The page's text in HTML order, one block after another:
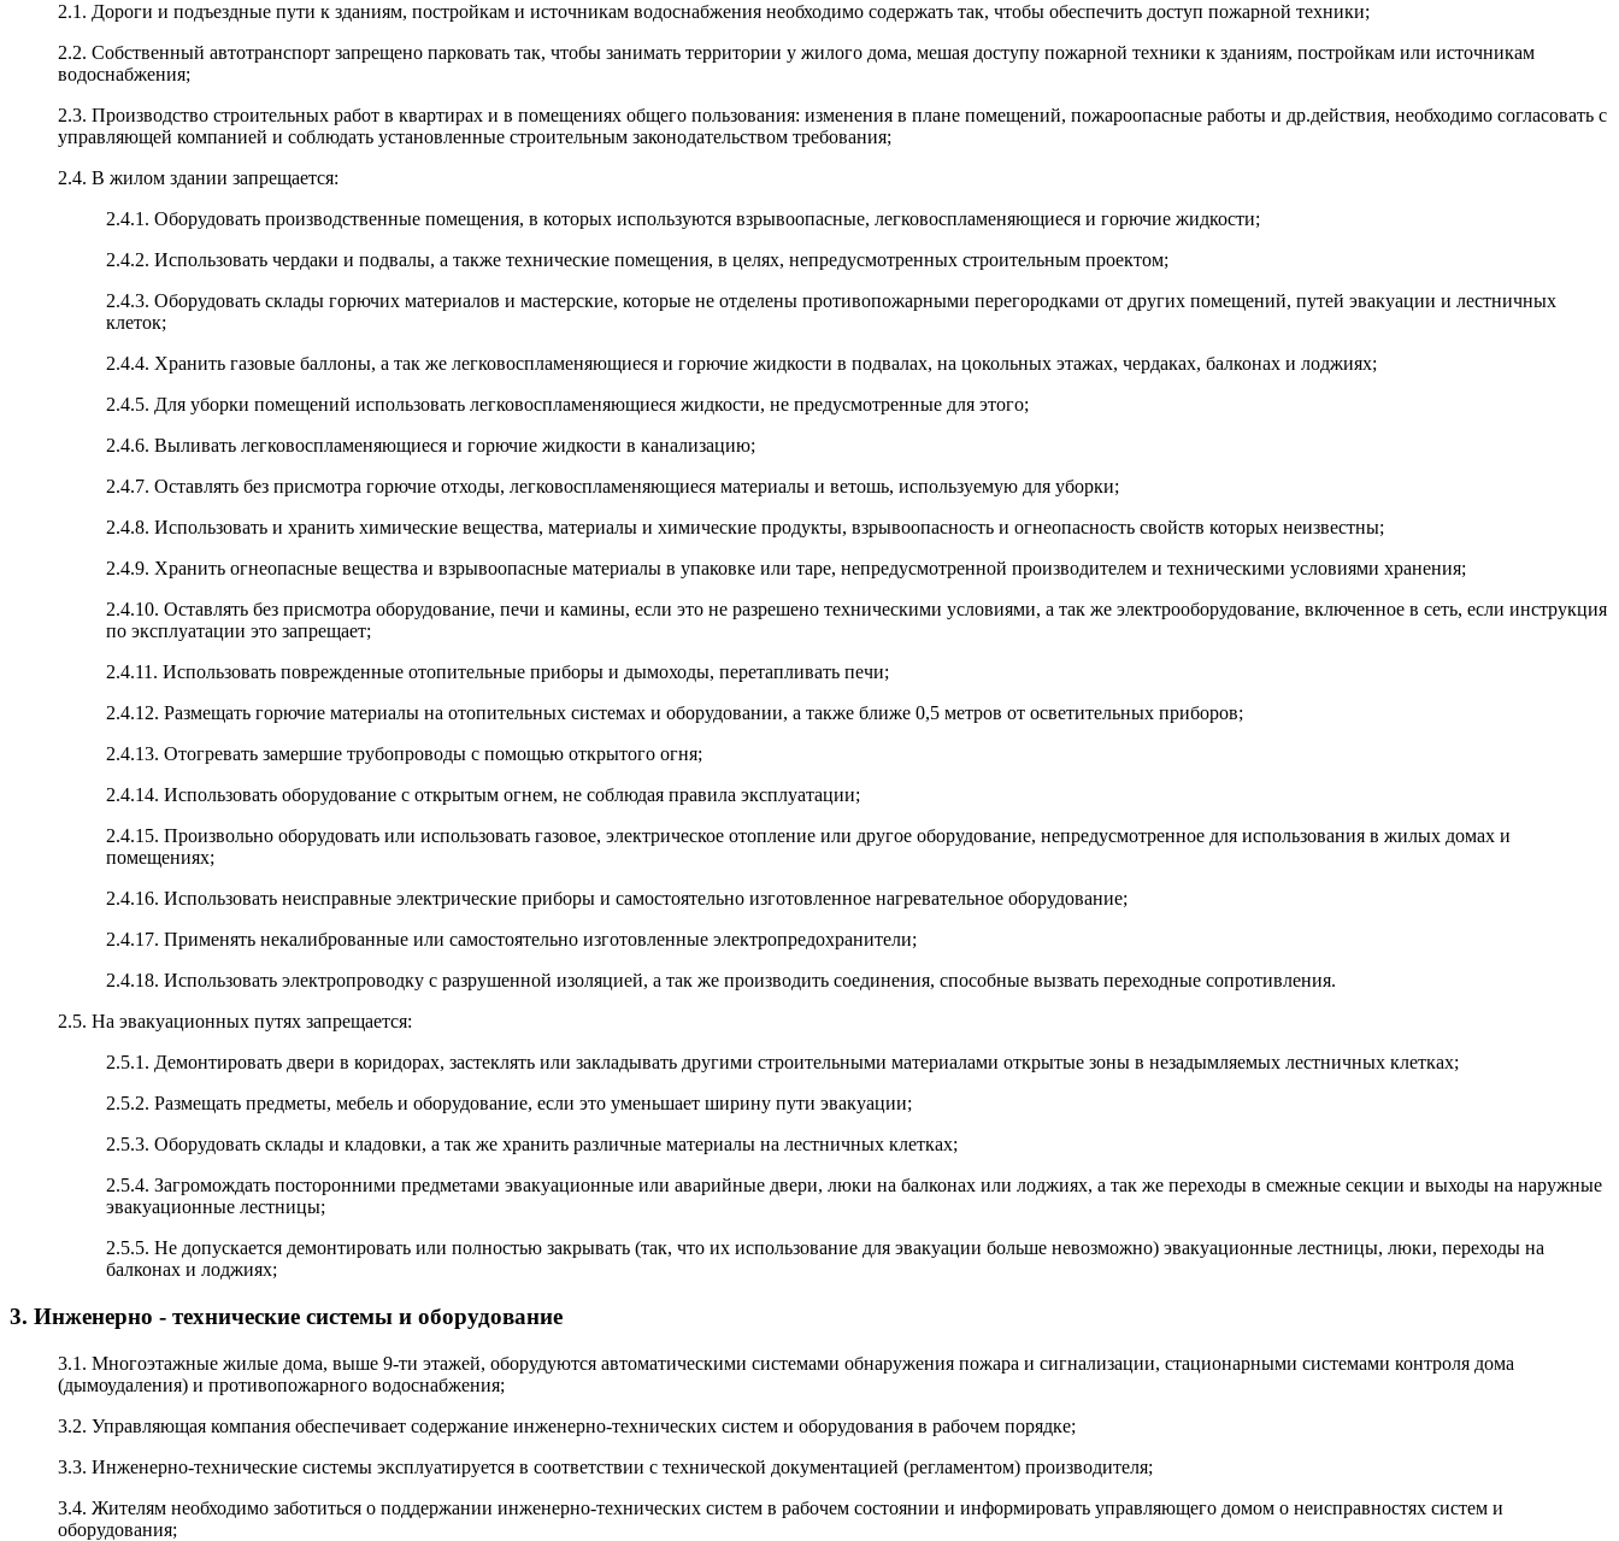
2.1. Дороги и подъездные пути к зданиям, постройкам и источникам водоснабжения необходимо содержать так, чтобы обеспечить доступ пожарной техники;
2.2. Собственный автотранспорт запрещено парковать так, чтобы занимать территории у жилого дома, мешая доступу пожарной техники к зданиям, постройкам или источникам
водоснабжения;
2.3. Производство строительных работ в квартирах и в помещениях общего пользования: изменения в плане помещений, пожароопасные работы и др.действия, необходимо согласовать с
управляющей компанией и соблюдать установленные строительным законодательством требования;
2.4. В жилом здании запрещается:
2.4.1. Оборудовать производственные помещения, в которых используются взрывоопасные, легковоспламеняющиеся и горючие жидкости;
2.4.2. Использовать чердаки и подвалы, а также технические помещения, в целях, непредусмотренных строительным проектом;
2.4.3. Оборудовать склады горючих материалов и мастерские, которые не отделены противопожарными перегородками от других помещений, путей эвакуации и лестничных
клеток;
2.4.4. Хранить газовые баллоны, а так же легковоспламеняющиеся и горючие жидкости в подвалах, на цокольных этажах, чердаках, балконах и лоджиях;
2.4.5. Для уборки помещений использовать легковоспламеняющиеся жидкости, не предусмотренные для этого;
2.4.6. Выливать легковоспламеняющиеся и горючие жидкости в канализацию;
2.4.7. Оставлять без присмотра горючие отходы, легковоспламеняющиеся материалы и ветошь, используемую для уборки;
2.4.8. Использовать и хранить химические вещества, материалы и химические продукты, взрывоопасность и огнеопасность свойств которых неизвестны;
2.4.9. Хранить огнеопасные вещества и взрывоопасные материалы в упаковке или таре, непредусмотренной производителем и техническими условиями хранения;
2.4.10. Оставлять без присмотра оборудование, печи и камины, если это не разрешено техническими условиями, а так же электрооборудование, включенное в сеть, если инструкция
по эксплуатации это запрещает;
2.4.11. Использовать поврежденные отопительные приборы и дымоходы, перетапливать печи;
2.4.12. Размещать горючие материалы на отопительных системах и оборудовании, а также ближе 0,5 метров от осветительных приборов;
2.4.13. Отогревать замершие трубопроводы с помощью открытого огня;
2.4.14. Использовать оборудование с открытым огнем, не соблюдая правила эксплуатации;
2.4.15. Произвольно оборудовать или использовать газовое, электрическое отопление или другое оборудование, непредусмотренное для использования в жилых домах и
помещениях;
2.4.16. Использовать неисправные электрические приборы и самостоятельно изготовленное нагревательное оборудование;
2.4.17. Применять некалиброванные или самостоятельно изготовленные электропредохранители;
2.4.18. Использовать электропроводку с разрушенной изоляцией, а так же производить соединения, способные вызвать переходные сопротивления.
2.5. На эвакуационных путях запрещается:
2.5.1. Демонтировать двери в коридорах, застеклять или закладывать другими строительными материалами открытые зоны в незадымляемых лестничных клетках;
2.5.2. Размещать предметы, мебель и оборудование, если это уменьшает ширину пути эвакуации;
2.5.3. Оборудовать склады и кладовки, а так же хранить различные материалы на лестничных клетках;
2.5.4. Загромождать посторонними предметами эвакуационные или аварийные двери, люки на балконах или лоджиях, а так же переходы в смежные секции и выходы на наружные
эвакуационные лестницы;
2.5.5. Не допускается демонтировать или полностью закрывать (так, что их использование для эвакуации больше невозможно) эвакуационные лестницы, люки, переходы на
балконах и лоджиях;
3. Инженерно - технические системы и оборудование
3.1. Многоэтажные жилые дома, выше 9-ти этажей, оборудуются автоматическими системами обнаружения пожара и сигнализации, стационарными системами контроля дома
(дымоудаления) и противопожарного водоснабжения;
3.2. Управляющая компания обеспечивает содержание инженерно-технических систем и оборудования в рабочем порядке;
3.3. Инженерно-технические системы эксплуатируется в соответствии с технической документацией (регламентом) производителя;
3.4. Жителям необходимо заботиться о поддержании инженерно-технических систем в рабочем состоянии и информировать управляющего домом о неисправностях систем и
оборудования;